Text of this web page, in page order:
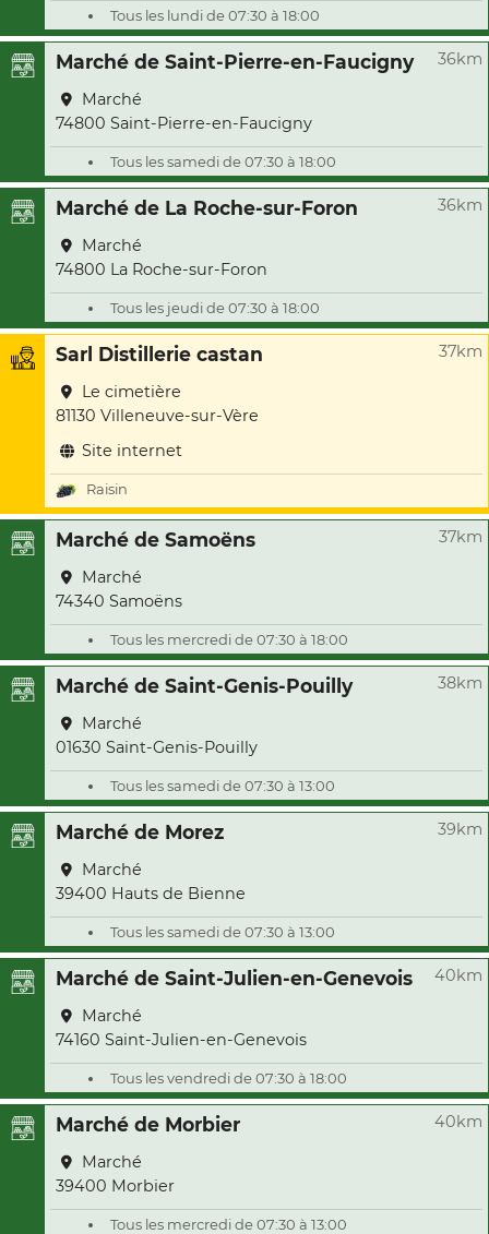
Tous les lundi de 07:30 à 18:00
Marché de Saint-Pierre-en-Faucigny 36km
Marché
74800 Saint-Pierre-en-Faucigny
Tous les samedi de 07:30 à 18:00
Marché de La Roche-sur-Foron 36km
Marché
74800 La Roche-sur-Foron
Tous les jeudi de 07:30 à 18:00
Sarl Distillerie castan 37km
Le cimetière
81130 Villeneuve-sur-Vère
Site internet
Raisin
Marché de Samoëns 37km
Marché
74340 Samoëns
Tous les mercredi de 07:30 à 18:00
Marché de Saint-Genis-Pouilly 38km
Marché
01630 Saint-Genis-Pouilly
Tous les samedi de 07:30 à 13:00
Marché de Morez 39km
Marché
39400 Hauts de Bienne
Tous les samedi de 07:30 à 13:00
Marché de Saint-Julien-en-Genevois 40km
Marché
74160 Saint-Julien-en-Genevois
Tous les vendredi de 07:30 à 18:00
Marché de Morbier 40km
Marché
39400 Morbier
Tous les mercredi de 07:30 à 13:00